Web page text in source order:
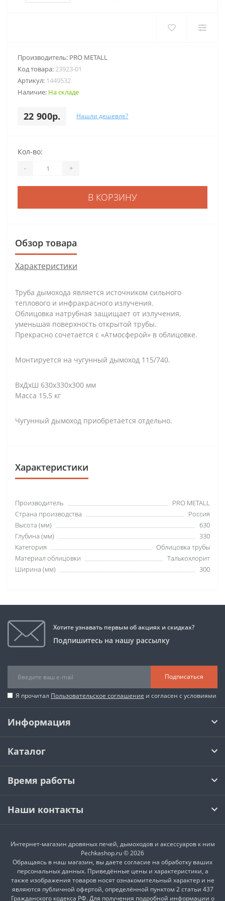
Производитель: PRO METALL
Код товара:23923-01
Артикул: 1449532
Наличие: На складе
22 900р. Нашли дешевле?
Кол-во:
- +
В КОРЗИНУ
Обзор товара
Характеристики
Труба дымохода является источником сильного
теплового и инфракрасного излучения.
Облицовка натрубная защищает от излучения,
уменьшая поверхность открытой трубы.
Прекрасно сочетается с «Атмосферой» в облицовке.
Монтируется на чугунный дымоход 115/740.
ВхДхШ 630х330х300 мм
Масса 15,5 кг
Чугунный дымоход приобретается отдельно.
Характеристики
Производитель
PRO METALL
Страна производства
Россия
Высота (мм)
630
Глубина (мм)
330
Категория
Облицовка трубы
Материал облицовки
Талькохлорит
Ширина (мм)
300
Хотите узнавать первым об акциях и скидках?
Подпишитесь на нашу рассылку
Подписаться
Я прочитал Пользовательское соглашение и согласен с условиями
Информация
Каталог
Время работы
Наши контакты
Интернет-магазин дровяных печей, дымоходов и аксессуаров к ним
Pechkashop.ru © 2026
Обращаясь в наш магазин, вы даете согласие на обработку ваших
персональных данных. Приведённые цены и характеристики, а
также изображения товаров носят ознакомительный характер и не
являются публичной офертой, определённой пунктом 2 статьи 437
Гражданского кодекса РФ. Для получения подробной информации о